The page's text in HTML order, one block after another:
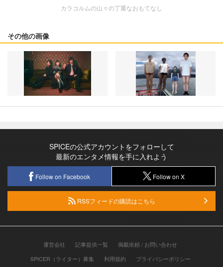
カラコルムの山々の丁重なおもてなし
その他の画像
SPICEの公式アカウントをフォローして
最新のエンタメ情報を手に入れよう
Follow on Facebook Follow on X
RSSフィードの購読はこちら
運営会社 記事提供一覧
掲載依頼 / お問い合わせ
SPICER（ライター）募集
利用規約 プライバシーポリシー